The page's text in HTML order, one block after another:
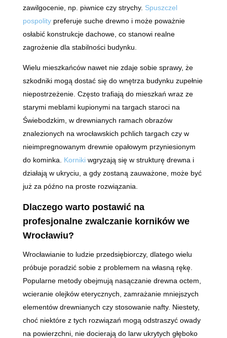
zawilgocenie, np. piwnice czy strychy. Spuszczel
pospolitypreferuje suche drewno i może poważnie
osłabić konstrukcje dachowe, co stanowi realne
zagrożenie dla stabilności budynku.
Wielu mieszkańców nawet nie zdaje sobie sprawy, że
szkodniki mogą dostać się do wnętrza budynku zupełnie
niepostrzeżenie. Często trafiają do mieszkań wraz ze
starymi meblami kupionymi na targach staroci na
Świebodzkim, w drewnianych ramach obrazów
znalezionych na wrocławskich pchlich targach czy w
nieimpregnowanym drewnie opałowym przyniesionym
do kominka. Kornikiwgryzają się w strukturę drewna i
działają w ukryciu, a gdy zostaną zauważone, może być
już za późno na proste rozwiązania.
Dlaczego warto postawić na
profesjonalne zwalczanie korników we
Wrocławiu?
Wrocławianie to ludzie przedsiębiorczy, dlatego wielu
próbuje poradzić sobie z problemem na własną rękę.
Popularne metody obejmują nasączanie drewna octem,
wcieranie olejków eterycznych, zamrażanie mniejszych
elementów drewnianych czy stosowanie nafty. Niestety,
choć niektóre z tych rozwiązań mogą odstraszyć owady
na powierzchni, nie docierają do larw ukrytych głęboko